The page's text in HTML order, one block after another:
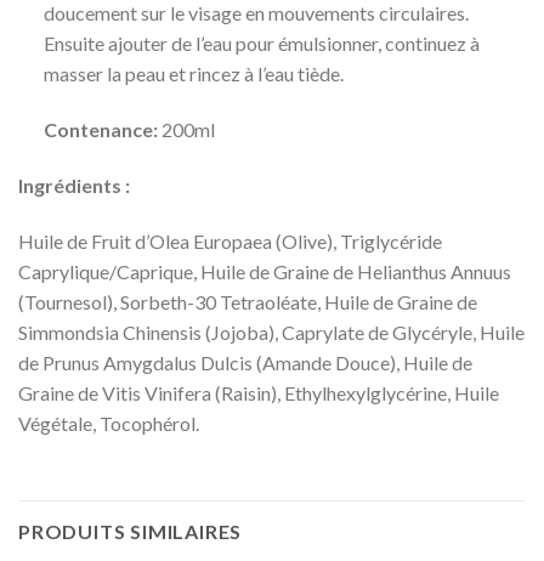
doucement sur le visage en mouvements circulaires.
Ensuite ajouter de l’eau pour émulsionner, continuez à
masser la peau et rincez à l’eau tiède.
Contenance: 200ml
Ingrédients :
Huile de Fruit d’Olea Europaea (Olive), Triglycéride
Caprylique/Caprique, Huile de Graine de Helianthus Annuus
(Tournesol), Sorbeth-30 Tetraoléate, Huile de Graine de
Simmondsia Chinensis (Jojoba), Caprylate de Glycéryle, Huile
de Prunus Amygdalus Dulcis (Amande Douce), Huile de
Graine de Vitis Vinifera (Raisin), Ethylhexylglycérine, Huile
Végétale, Tocophérol.
PRODUITS SIMILAIRES